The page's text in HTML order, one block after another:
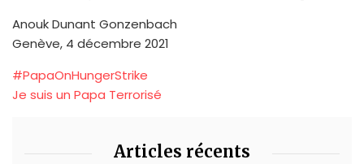
Anouk Dunant Gonzenbach
Genève, 4 décembre 2021
#PapaOnHungerStrike
Je suis un Papa Terrorisé
Articles récents